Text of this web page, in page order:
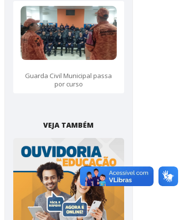
Guarda Civil Municipal passa
por curso
VEJA TAMBÉM